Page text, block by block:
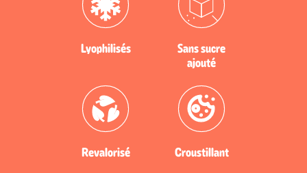
Lyophilisés
Sans sucre
ajouté
Revalorisé Croustillant